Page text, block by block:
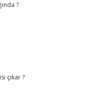
?
çıkar ?